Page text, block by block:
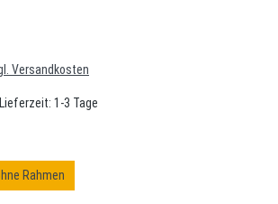
Versandkosten
1-3 Tage
Rahmen